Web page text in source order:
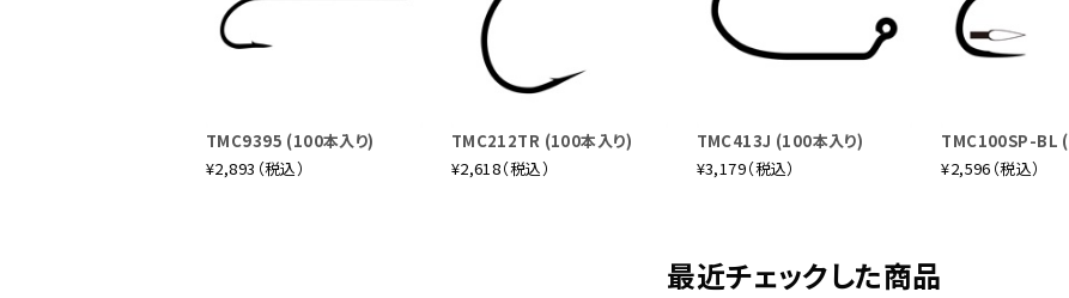
10'6"、#6、4pc
飛行機を使った遠征や徒歩でのアプローチに便利な6ピースのスイッチロッド。最も汎用性の高いJスイッチ#6
はシケイダーやドラワカといった大型ドライフライを使った湖の釣りや本流のウェットフライフィッシング、シン
を歩くようなフィールドでの釣りにも便利です。つないでしまえば6ピースロッドであることを忘れてしまうほ
推奨フライラインはフルフローティングラインならスープラエクスプレスWF6/7F、シンキングライン(ヘッド)
TMC9395 (100本入り)
¥2,893（税込）
TMC212TR (100本入り)
¥2,618（税込）
TMC413J (100本入り)
¥3,179（税込）
TMC100SP-BL
¥2,596（税込）
最近チェックした商品